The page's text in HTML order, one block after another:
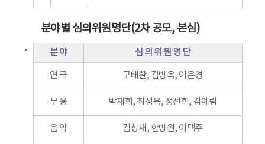
분야별 심의위원명단(2차 공모, 본심)
분 야 심 의 위 원 명 단
연 극 구태환, 김방옥, 이은경
무 용 박재희, 최성옥, 정선희, 김예림
음 악 김창재, 한방원, 이택주